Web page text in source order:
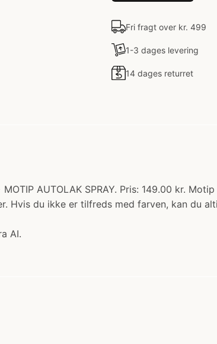
Fri fragt over kr. 499
1-3 dages levering
14 dages returret
AUTOLAK SPRAY. Pris: 149.00 kr.
Hvis du ikke er tilfreds med farven, kan du
AI.